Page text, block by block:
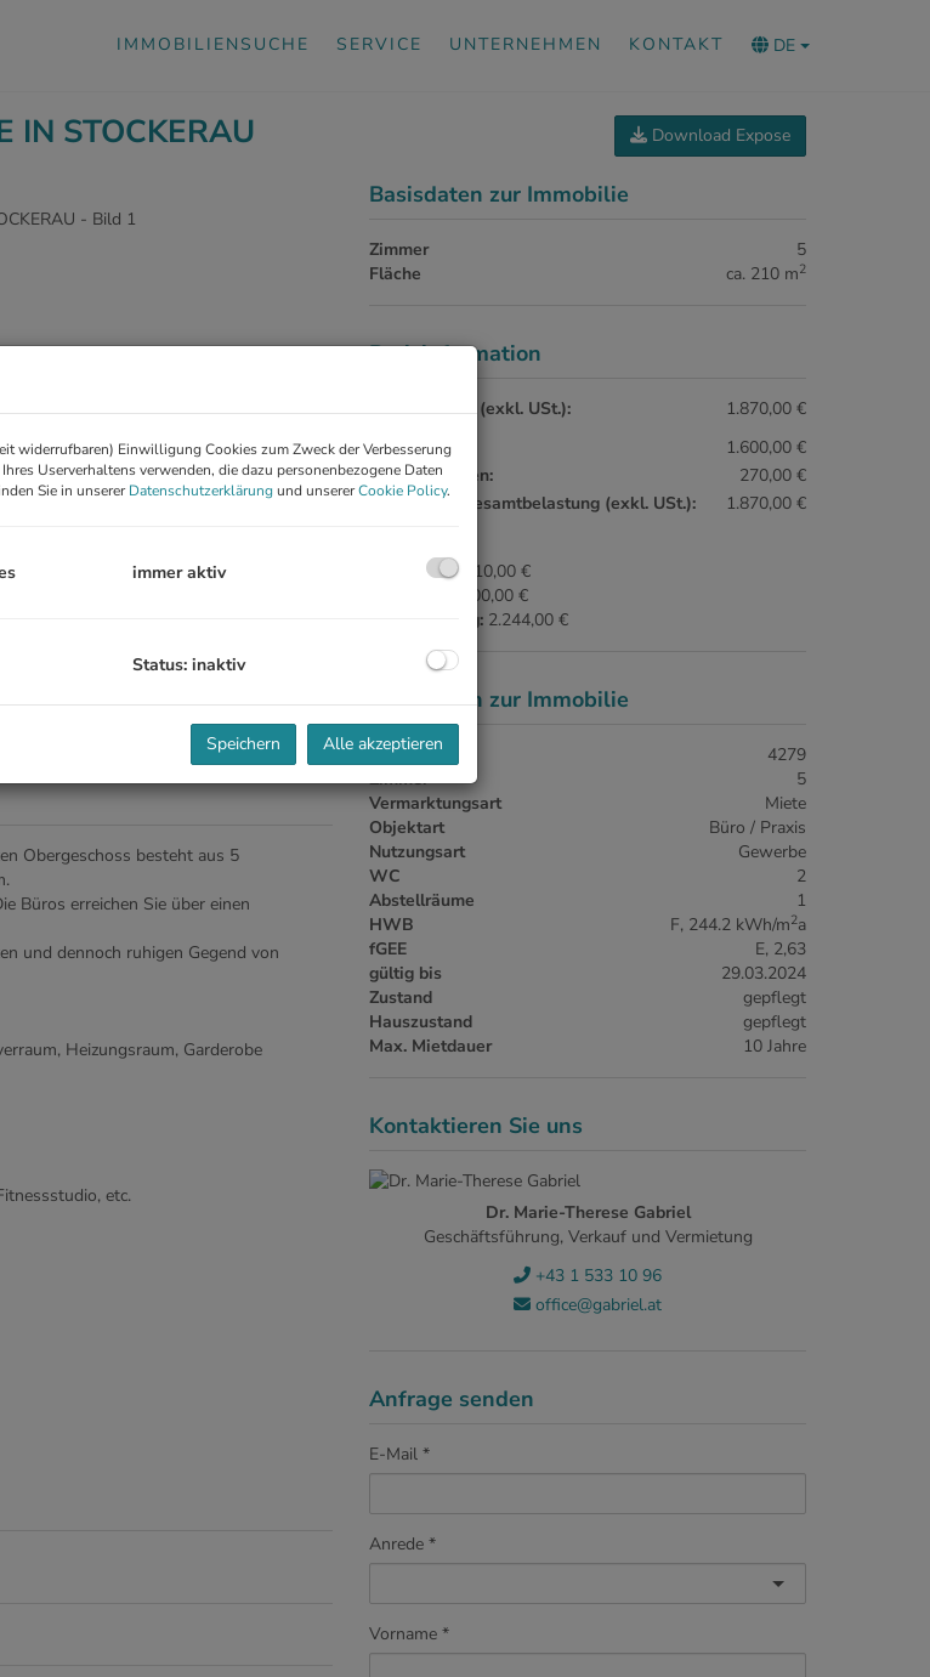
IMMOBILIENSUCHE SERVICE UNTERNEHMEN KONTAKT DE
IN STOCKERAU
Obergeschoss besteht aus 5
Büros erreichen Sie über einen
und dennoch ruhigen Gegend von
Heizungsraum, Garderobe
etc.
Download Expose
Basisdaten zur Immobilie
Zimmer
5
Fläche
ca. 210 m2
Preisinformation
Gesamtmiete (exkl. USt.):
1.870,00 €
Miete:
1.600,00 €
Betriebskosten:
270,00 €
monatliche Gesamtbelastung (exkl. USt.):
1.870,00 €
Provision: 5.610,00 €
10.000,00 €
Vergebührung: 2.244,00 €
Basisdaten zur Immobilie
Objektnr.
4279
Zimmer
5
Vermarktungsart
Miete
Objektart
Büro / Praxis
Nutzungsart
Gewerbe
WC
2
Abstellräume
1
HWB
F, 244.2 kWh/m2a
fGEE
E, 2,63
gültig bis
29.03.2024
Zustand
gepflegt
Hauszustand
gepflegt
Max. Mietdauer
10 Jahre
Kontaktieren Sie uns
Dr. Marie-Therese Gabriel
Geschäftsführung, Verkauf und Vermietung
+43 1 533 10 96
office@gabriel.at
Anfrage senden
E-Mail
Anrede
Vorname
widerrufbaren) Einwilligung Cookies zum Zweck der Verbesserung
Userverhaltens verwenden, die dazu personenbezogene Daten
Sie in unsererDatenschutzerklärungund unsererCookie Policy.
immer aktiv
Status: inaktiv
Speichern Alle akzeptieren